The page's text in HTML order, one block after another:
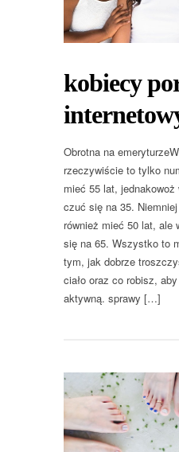
kobiecy
Obrotna na
rzeczywiście to tylko
mieć 55 lat, jednakowoż
czuć się na 35.
również mieć 50 lat, ale
się na 65. Wszystko to
tym, jak dobrze
ciało oraz co robisz,
aktywną. sprawy […]